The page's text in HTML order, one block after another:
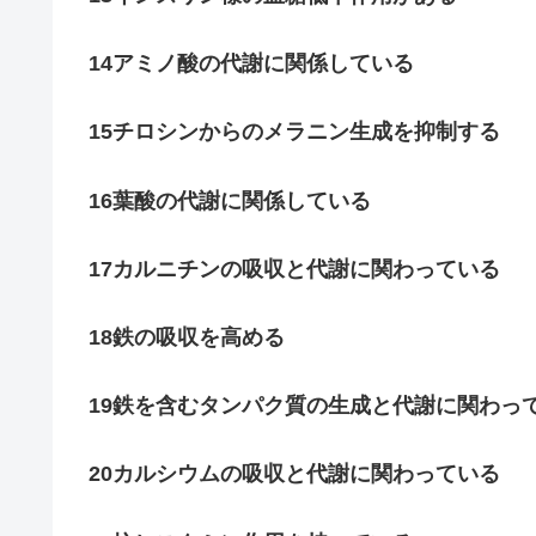
14アミノ酸の代謝に関係している
15チロシンからのメラニン生成を抑制する
16葉酸の代謝に関係している
17カルニチンの吸収と代謝に関わっている
18鉄の吸収を高める
19鉄を含むタンパク質の生成と代謝に関わっ
20カルシウムの吸収と代謝に関わっている